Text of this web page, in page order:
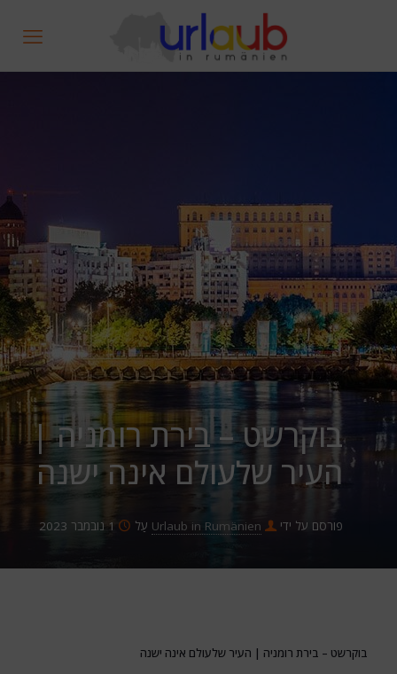
בוקרשט – בירת רומניה |
העיר שלעולם אינה ישנה
פורסם על ידי Urlaub in Rumänien עַל 1 נובמבר 2023
בוקרשט – בירת רומניה | העיר שלעולם אינה ישנה